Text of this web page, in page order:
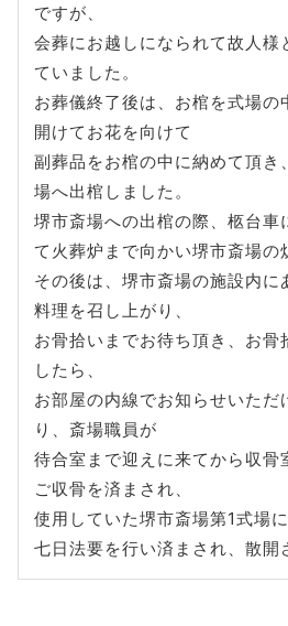
ですが、
会葬にお越しになられて故人様
ていました。
お葬儀終了後は、お棺を式場の
開けてお花を向けて
副葬品をお棺の中に納めて頂き
場へ出棺しました。
堺市斎場への出棺の際、柩台車
て火葬炉まで向かい堺市斎場の
その後は、堺市斎場の施設内に
料理を召し上がり、
お骨拾いまでお待ち頂き、お骨
したら、
お部屋の内線でお知らせいただ
り、斎場職員が
待合室まで迎えに来てから収骨
ご収骨を済まされ、
使用していた堺市斎場第1式場
七日法要を行い済まされ、散開